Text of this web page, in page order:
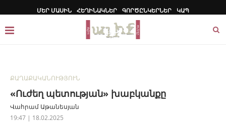
ՄԵՐ ՄԱՍԻՆ ՀԵՂԻՆԱԿՆԵՐ ԳՈՐԾԸՆԿԵՐՆԵՐ ԿԱՊ
ՔԱՂԱՔԱԿԱՆՈՒԹՅՈՒՆ
«Ուժեղ պետության» խաբկանքը
Վահրամ Աթանեսյան
19:47 | 18.02.2025